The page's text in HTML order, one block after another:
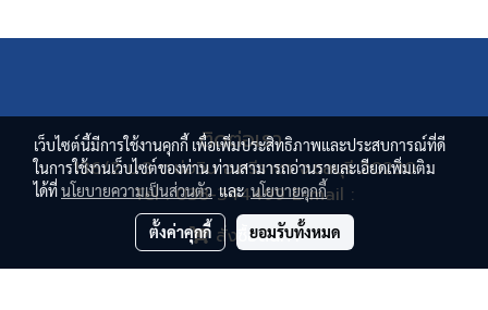
สั่งซื้อสินค้า
ติดต่อเรา
136/2 ม.3 ต.บ่อวิน อ.ศรีราชา จ.ชลบุรี 20230
Tel : 038-344499 E-mail :
pacificgardenhospital@pgh.co.th
เว็บไซต์นี้มีการใช้งานคุกกี้ เพื่อเพิ่มประสิทธิภาพและประสบการณ์ที่ดี
ในการใช้งานเว็บไซต์ของท่าน ท่านสามารถอ่านรายละเอียดเพิ่มเติม
ได้ที่นโยบายความเป็นส่วนตัวและนโยบายคุกกี้
ตั้งค่าคุกกี้ ยอมรับทั้งหมด